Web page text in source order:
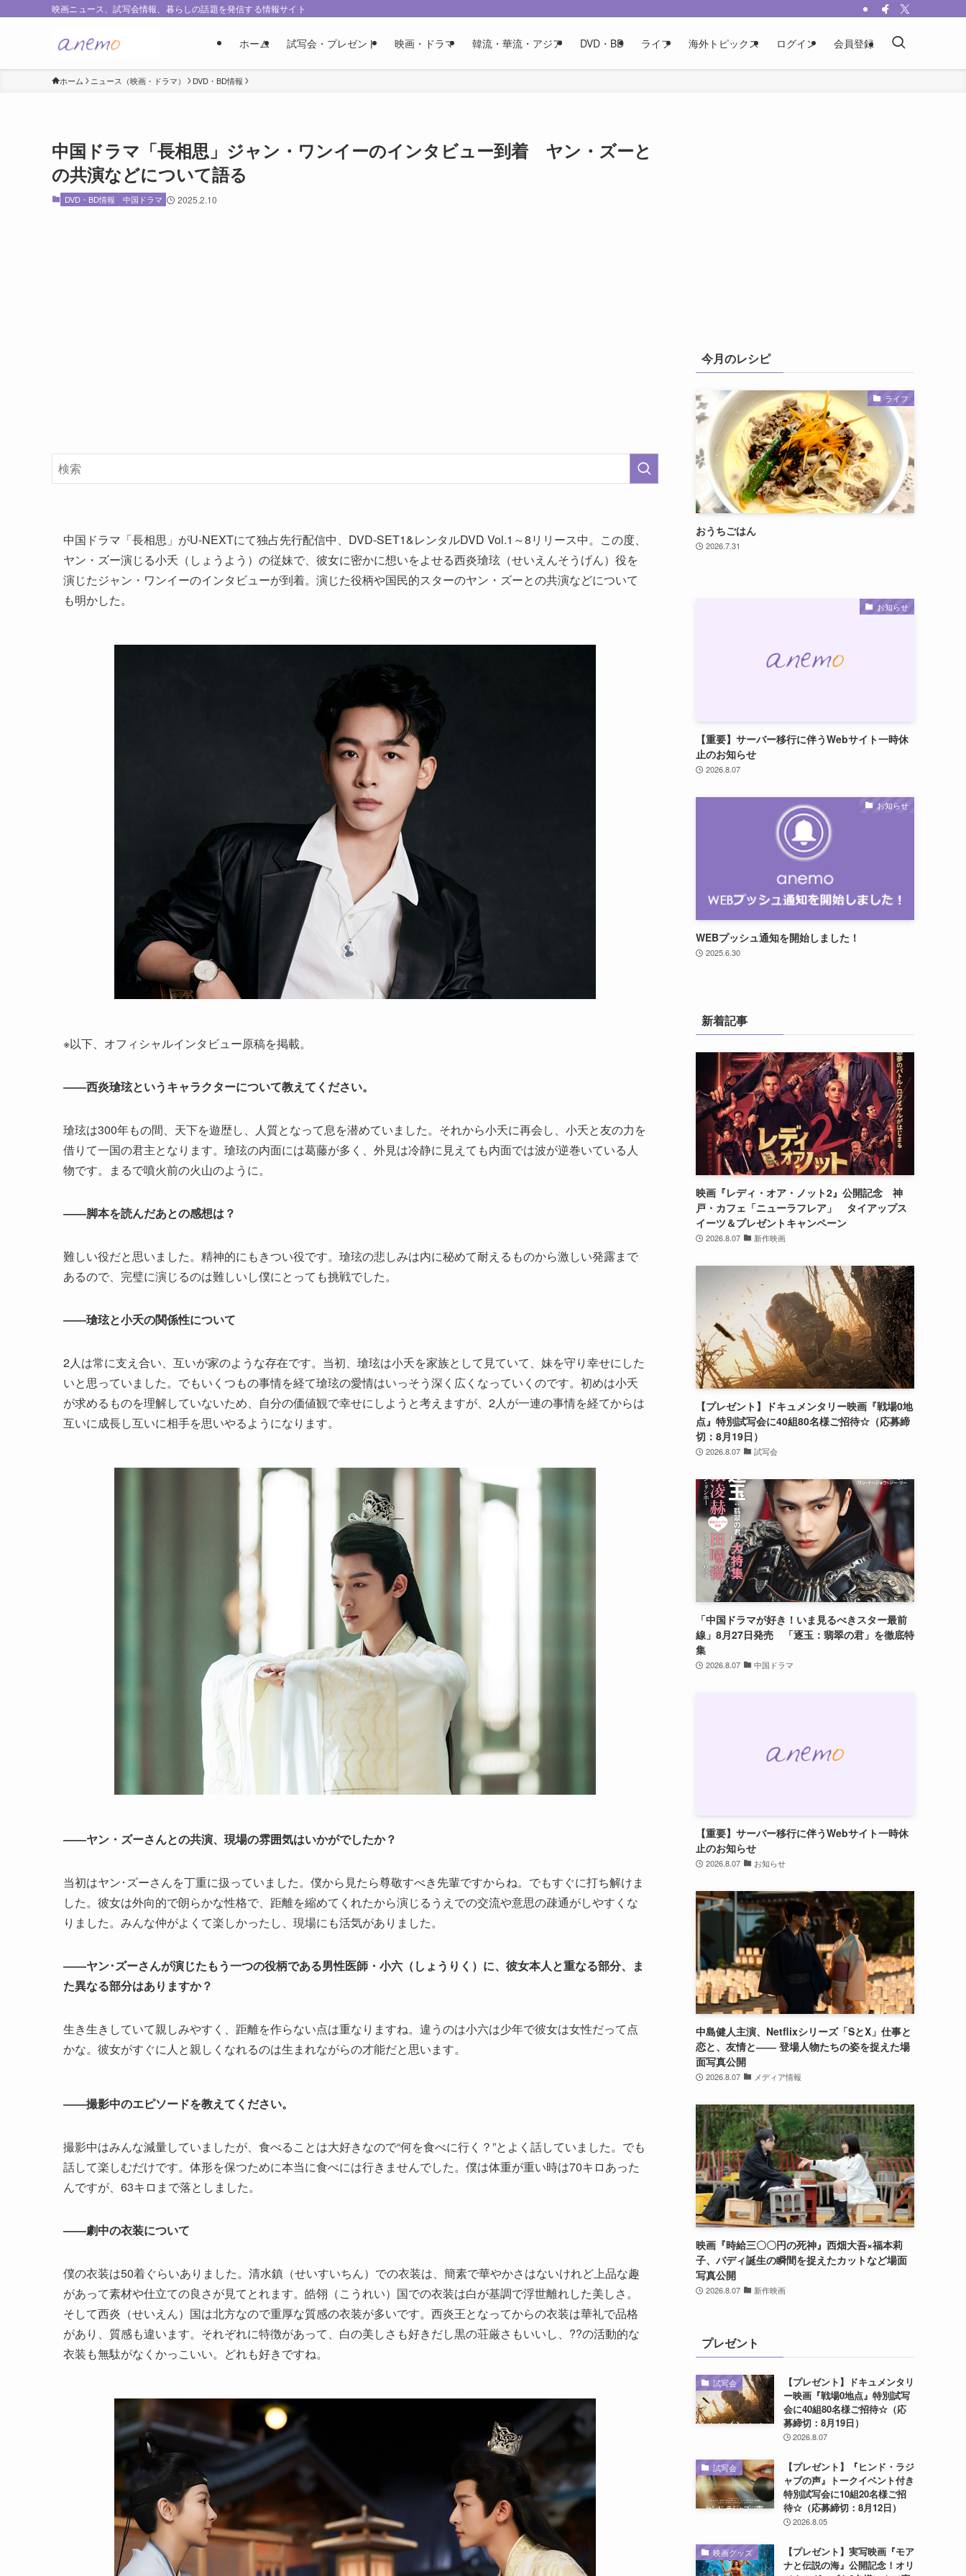
映画ニュース、試写会情報、暮らしの話題を発信する情報サイト
ホーム 試写会・プレゼント 映画・ドラマ 韓流・華流・アジア DVD・BD ライフ 海外トピックス ログイン 会員登録
ホーム ニュース（映画・ドラマ） DVD・BD情報
中国ドラマ「長相思」ジャン・ワンイーのインタビュー到着 ヤン・ズーと
の共演などについて語る
DVD・BD情報 中国ドラマ 2025.2.10
中国ドラマ「長相思」がU-NEXTにて独占先行配信中、DVD-SET1&レンタルDVD Vol.1～8リリース中。この度、
ヤン・ズー演じる小夭（しょうよう）の従妹で、彼女に密かに想いをよせる西炎瑲玹（せいえんそうげん）役を
演じたジャン・ワンイーのインタビューが到着。演じた役柄や国民的スターのヤン・ズーとの共演などについて
も明かした。
※以下、オフィシャルインタビュー原稿を掲載。
――西炎瑲玹というキャラクターについて教えてください。
瑲玹は300年もの間、天下を遊歴し、人質となって息を潜めていました。それから小夭に再会し、小夭と友の力を
借りて一国の君主となります。瑲玹の内面には葛藤が多く、外見は冷静に見えても内面では波が逆巻いている人
物です。まるで噴火前の火山のように。
――脚本を読んだあとの感想は？
難しい役だと思いました。精神的にもきつい役です。瑲玹の悲しみは内に秘めて耐えるものから激しい発露まで
あるので、完璧に演じるのは難しいし僕にとっても挑戦でした。
――瑲玹と小夭の関係性について
2人は常に支え合い、互いが家のような存在です。当初、瑲玹は小夭を家族として見ていて、妹を守り幸せにした
いと思っていました。でもいくつもの事情を経て瑲玹の愛情はいっそう深く広くなっていくのです。初めは小夭
が求めるものを理解していないため、自分の価値観で幸せにしようと考えますが、2人が一連の事情を経てからは
互いに成長し互いに相手を思いやるようになります。
――ヤン・ズーさんとの共演、現場の雰囲気はいかがでしたか？
当初はヤン･ズーさんを丁重に扱っていました。僕から見たら尊敬すべき先輩ですからね。でもすぐに打ち解けま
した。彼女は外向的で朗らかな性格で、距離を縮めてくれたから演じるうえでの交流や意思の疎通がしやすくな
りました。みんな仲がよくて楽しかったし、現場にも活気がありました。
――ヤン･ズーさんが演じたもう一つの役柄である男性医師・小六（しょうりく）に、彼女本人と重なる部分、ま
た異なる部分はありますか？
生き生きしていて親しみやすく、距離を作らない点は重なりますね。違うのは小六は少年で彼女は女性だって点
かな。彼女がすぐに人と親しくなれるのは生まれながらの才能だと思います。
――撮影中のエピソードを教えてください。
撮影中はみんな減量していましたが、食べることは大好きなので“何を食べに行く？”とよく話していました。でも
話して楽しむだけです。体形を保つために本当に食べには行きませんでした。僕は体重が重い時は70キロあった
んですが、63キロまで落としました。
――劇中の衣装について
僕の衣装は50着ぐらいありました。清水鎮（せいすいちん）での衣装は、簡素で華やかさはないけれど上品な趣
があって素材や仕立ての良さが見てとれます。皓翎（こうれい）国での衣装は白が基調で浮世離れした美しさ。
そして西炎（せいえん）国は北方なので重厚な質感の衣装が多いです。西炎王となってからの衣装は華礼で品格
があり、質感も違います。それぞれに特徴があって、白の美しさも好きだし黒の荘厳さもいいし、??の活動的な
衣装も無駄がなくかっこいい。どれも好きですね。
今月のレシピ
ライフ
おうちごはん
2026.7.31
お知らせ
【重要】サーバー移行に伴うWebサイト一時休
止のお知らせ
2026.8.07
お知らせ
WEBプッシュ通知を開始しました！
2025.6.30
新着記事
映画『レディ・オア・ノット2』公開記念 神
戸・カフェ「ニューラフレア」 タイアップス
イーツ＆プレゼントキャンペーン
2026.8.07 新作映画
【プレゼント】ドキュメンタリー映画『戦場0地
点』特別試写会に40組80名様ご招待☆（応募締
切：8月19日）
2026.8.07 試写会
「中国ドラマが好き！いま見るべきスター最前
線」8月27日発売 「逐玉：翡翠の君」を徹底特
集
2026.8.07 中国ドラマ
【重要】サーバー移行に伴うWebサイト一時休
止のお知らせ
2026.8.07 お知らせ
中島健人主演、Netflixシリーズ「SとX」仕事と
恋と、友情と―― 登場人物たちの姿を捉えた場
面写真公開
2026.8.07 メディア情報
映画『時給三〇〇円の死神』西畑大吾×福本莉
子、バディ誕生の瞬間を捉えたカットなど場面
写真公開
2026.8.07 新作映画
プレゼント
試写会
【プレゼント】ドキュメンタリ
ー映画『戦場0地点』特別試写
会に40組80名様ご招待☆（応
募締切：8月19日）
2026.8.07
試写会
【プレゼント】『ヒンド・ラジ
ャブの声』トークイベント付き
特別試写会に10組20名様ご招
待☆（応募締切：8月12日）
2026.8.05
映画グッズ
【プレゼント】実写映画『モア
ナと伝説の海』公開記念！オリ